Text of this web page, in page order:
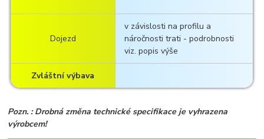
Dojezd
v závislosti na profilu a
náročnosti trati - podrobnosti
viz. popis výše
Zvláštní výbava
Pozn. : Drobná změna technické specifikace je vyhrazena
výrobcem!